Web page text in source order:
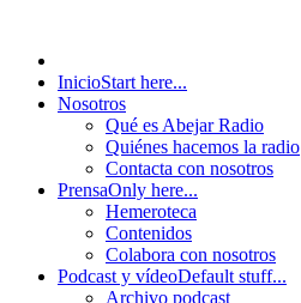
InicioStart here...
Nosotros
Qué es Abejar Radio
Quiénes hacemos la radio
Contacta con nosotros
PrensaOnly here...
Hemeroteca
Contenidos
Colabora con nosotros
Podcast y vídeoDefault stuff...
Archivo podcast